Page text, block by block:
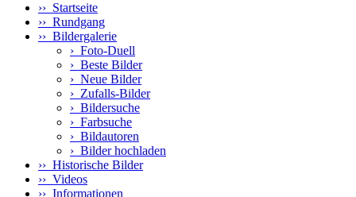
›› Startseite
›› Rundgang
›› Bildergalerie
› Foto-Duell
› Beste Bilder
› Neue Bilder
› Zufalls-Bilder
› Bildersuche
› Farbsuche
› Bildautoren
› Bilder hochladen
›› Historische Bilder
›› Videos
›› Informationen